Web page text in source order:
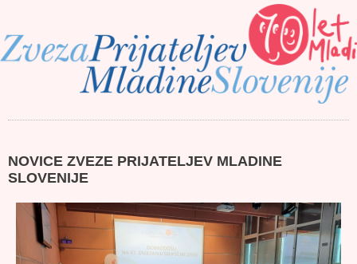
NOVICE ZVEZE PRIJATELJEV MLADINE
SLOVENIJE